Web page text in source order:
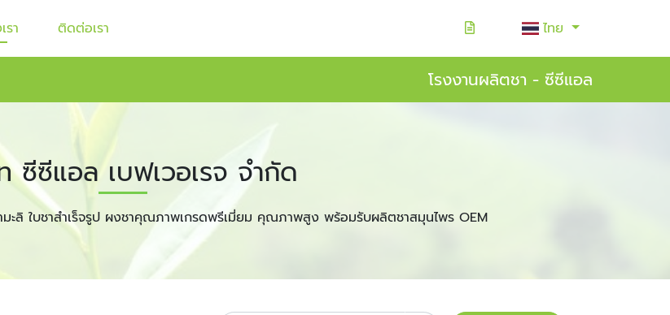
รา ติดต่อเรา ไทย
โรงงานผลิตชา - ซีซีแอล
ซีซีแอล เบฟเวอเรจ จำกัด
มะลิ ใบชาสำเร็จรูป ผงชาคุณภาพเกรดพรีเมี่ยม คุณภาพสูง พร้อมรับผลิตชาสมุนไพร OEM